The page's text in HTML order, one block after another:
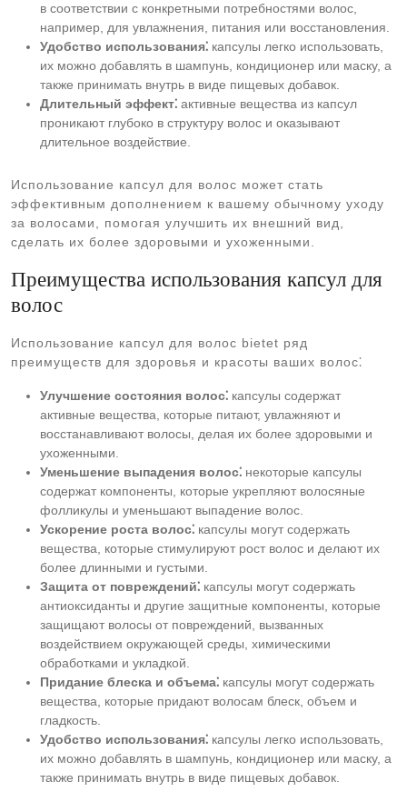
в соответствии с конкретными потребностями волос,
например, для увлажнения, питания или восстановления.
Удобство использования⁚ капсулы легко использовать,
их можно добавлять в шампунь, кондиционер или маску, а
также принимать внутрь в виде пищевых добавок.
Длительный эффект⁚ активные вещества из капсул
проникают глубоко в структуру волос и оказывают
длительное воздействие.
Использование капсул для волос может стать
эффективным дополнением к вашему обычному уходу
за волосами, помогая улучшить их внешний вид,
сделать их более здоровыми и ухоженными.
Преимущества использования капсул для
волос
Использование капсул для волос bietet ряд
преимуществ для здоровья и красоты ваших волос⁚
Улучшение состояния волос⁚ капсулы содержат
активные вещества, которые питают, увлажняют и
восстанавливают волосы, делая их более здоровыми и
ухоженными.
Уменьшение выпадения волос⁚ некоторые капсулы
содержат компоненты, которые укрепляют волосяные
фолликулы и уменьшают выпадение волос.
Ускорение роста волос⁚ капсулы могут содержать
вещества, которые стимулируют рост волос и делают их
более длинными и густыми.
Защита от повреждений⁚ капсулы могут содержать
антиоксиданты и другие защитные компоненты, которые
защищают волосы от повреждений, вызванных
воздействием окружающей среды, химическими
обработками и укладкой.
Придание блеска и объема⁚ капсулы могут содержать
вещества, которые придают волосам блеск, объем и
гладкость.
Удобство использования⁚ капсулы легко использовать,
их можно добавлять в шампунь, кондиционер или маску, а
также принимать внутрь в виде пищевых добавок.